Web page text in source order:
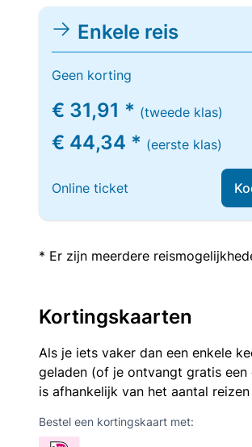
Enkele reis
Geen korting
€ 31,91 * (tweede klas)
€ 44,34 * (eerste klas)
Online ticket
* Er zijn meerdere
Kortingskaarten
Als je iets vaker dan een enkele
geladen (of je ontvangt gratis
is afhankelijk van het aantal
Bestel een kortingskaart met: